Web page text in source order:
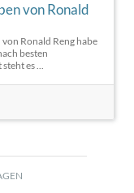
von Ronald
Ronald Reng habe
besten
es ...